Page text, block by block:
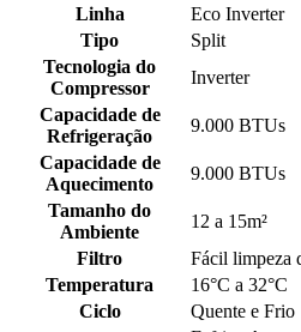
Linha
Eco Inverter
Tipo
Split
Tecnologia do
Compressor
Inverter
Capacidade de
Refrigeração
9.000 BTUs
Capacidade de
Aquecimento
9.000 BTUs
Tamanho do
Ambiente
12 a 15m²
Filtro
Fácil limpeza
Temperatura
16°C a 32°C
Ciclo
Quente e Frio